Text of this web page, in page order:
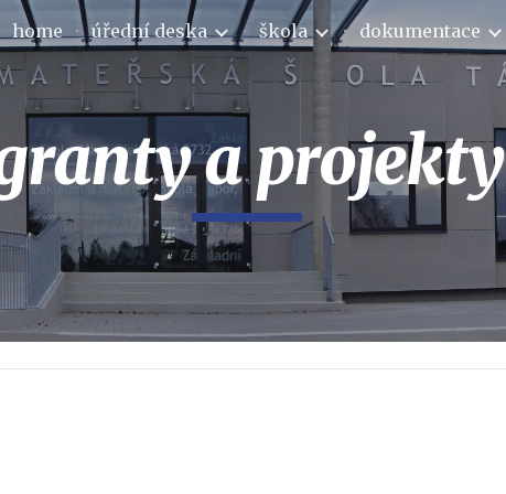
to main content Skip to navigation
home úřední deska škola dokumentace
a projekty